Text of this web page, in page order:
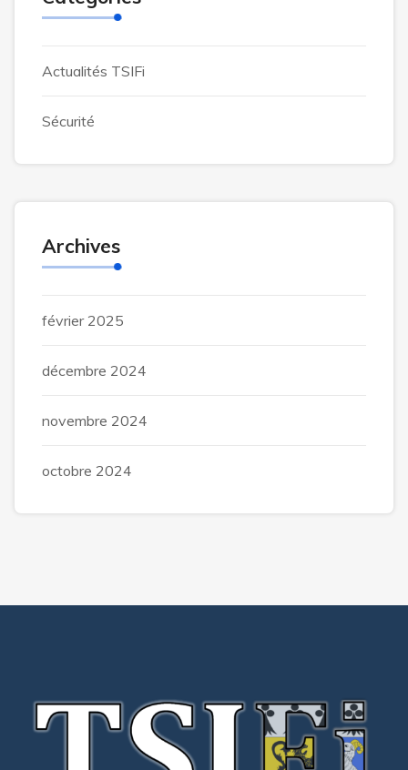
Actualités TSIFi
Sécurité
Archives
février 2025
décembre 2024
novembre 2024
octobre 2024